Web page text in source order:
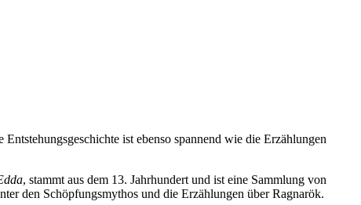
ist ebenso spannend wie die Erzählungen
, stammt aus dem 13. Jahrhundert und ist eine Sammlung von
den Schöpfungsmythos und die Erzählungen über Ragnarök.